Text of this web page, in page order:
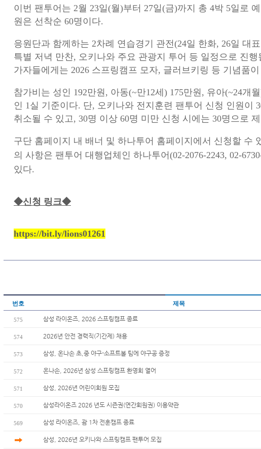
이번 팬투어는 2월 23일(월)부터 27일(금)까지 총 4박 5일로
원은 선착순 60명이다.
응원단과 함께하는 2차례 연습경기 관전(24일 한화, 26일 대
특별 저녁 만찬, 오키나와 주요 관광지 투어 등 일정으로 진
가자들에게는 2026 스프링캠프 모자, 글러브키링 등 기념품
참가비는 성인 192만원, 아동(~만12세) 175만원, 유아(~24개
인 1실 기준이다. 단, 오키나와 전지훈련 팬투어 신청 인원이
취소될 수 있고, 30명 이상 60명 미만 신청 시에는 30명으로
구단 홈페이지 내 배너 및 하나투어 홈페이지에서 신청할 수
의 사항은 팬투어 대행업체인 하나투어(02-2076-2243, 02-
있다.
◆신청 링크◆
https://bit.ly/lions01261
번호 제목
575 삼성 라이온즈, 2026 스프링캠프 종료
574 2026년 안전 경력직(기간제) 채용
573 삼성, 온나손 초,중 야구-소프트볼 팀에 야구공 증정
572 온나손, 2026년 삼성 스프링캠프 환영회 열어
571 삼성, 2026년 어린이회원 모집
570 삼성라이온즈 2026 년도 시즌권(연간회원권) 이용약관
569 삼성 라이온즈, 괌 1차 전훈캠프 종료
삼성, 2026년 오키나와 스프링캠프 팬투어 모집